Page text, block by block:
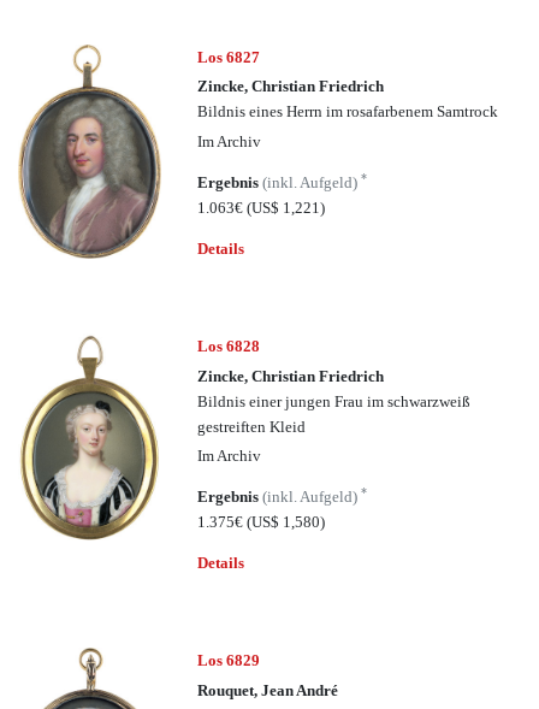
Los 6827
Zincke, Christian Friedrich
Bildnis eines Herrn im rosafarbenem Samtrock
Im Archiv
Ergebnis(inkl. Aufgeld)*
1.063€(US$ 1,221)
Details
Los 6828
Zincke, Christian Friedrich
Bildnis einer jungen Frau im schwarzweiß
gestreiften Kleid
Im Archiv
Ergebnis(inkl. Aufgeld)*
1.375€(US$ 1,580)
Details
Los 6829
Rouquet, Jean André